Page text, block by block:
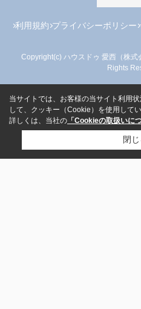
利用規約 プライバシーポリシー
Copyright(c) ハウスドゥ 愛西（株
Rights
当サイトでは、お客様の当サイト利用
して、クッキー（Cookie）を使用してい
詳しくは、当社の 「Cookieの取扱いに
閉じ